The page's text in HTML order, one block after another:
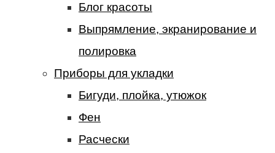
Блог красоты
Выпрямление, экранирование и
полировка
Приборы для укладки
Бигуди, плойка, утюжок
Фен
Расчески